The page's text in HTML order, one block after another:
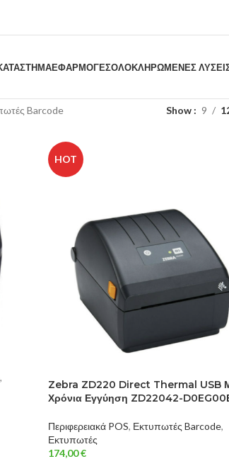
ΕΦΑΡΜΟΓΈΣΟΛΟΚΛΗΡΩΜΈΝΕΣ
Barcode Show 9
,
HOT
Zebra ZD220 Direct Thermal USB
Χρόνια Εγγύηση ZD22042-
Περιφερειακά POS, Εκτυπωτές Barcode,
Εκτυπωτές
174,00€